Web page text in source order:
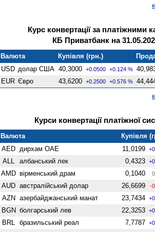
Курс конвертації за платіжними
КБ Приватбанк на
Валюта Купівля (грн.)
USD долар США 40,3000 +0.0500 +0.124 %
EUR Євро 43,6200 +0.2500 +0.576 %
Курси конвертації платіжної
Валюта Купівля
AED дирхам ОАЕ 11,0199
ALL албанський лек 0,4323
AMD вiрменський драм 0,1040
AUD австралійський долар 26,6699 -
AZN азербайджанський манат 23,7434
BGN болгарський лев 22,3253
BRL бразильський реал 7,7787